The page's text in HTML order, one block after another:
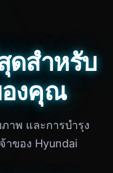
ดสำหรับ
งคุณ
าพ และการบำรุง
าของ Hyundai